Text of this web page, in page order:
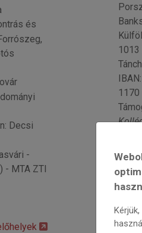
és
Decsi
-
- MTA ZTI
1013